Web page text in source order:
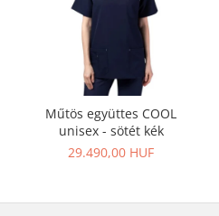
Műtös együttes COOL
unisex - sötét kék
29.490,00 HUF